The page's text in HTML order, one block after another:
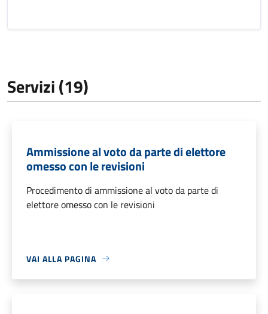
Servizi (19)
Ammissione al voto da parte di elettore
omesso con le revisioni
Procedimento di ammissione al voto da parte di
elettore omesso con le revisioni
VAI ALLA PAGINA